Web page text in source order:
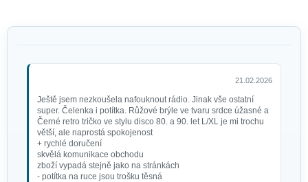
21.02.2026
Ještě jsem nezkoušela nafouknout rádio. Jinak vše ostatní
super. Čelenka i potítka. Růžové brýle ve tvaru srdce úžasné a
Černé retro tričko ve stylu disco 80. a 90. let L/XL je mi trochu
větší, ale naprostá spokojenost
+ rychlé doručení
skvělá komunikace obchodu
zboží vypadá stejně jako na stránkách
- potítka na ruce jsou trošku těsná